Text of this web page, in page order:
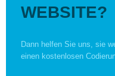
WEBSITE?
Dann helfen Sie uns, sie
einen kostenlosen